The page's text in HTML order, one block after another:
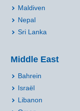
Maldiven
Nepal
Sri Lanka
Middle East
Bahrein
Israël
Libanon